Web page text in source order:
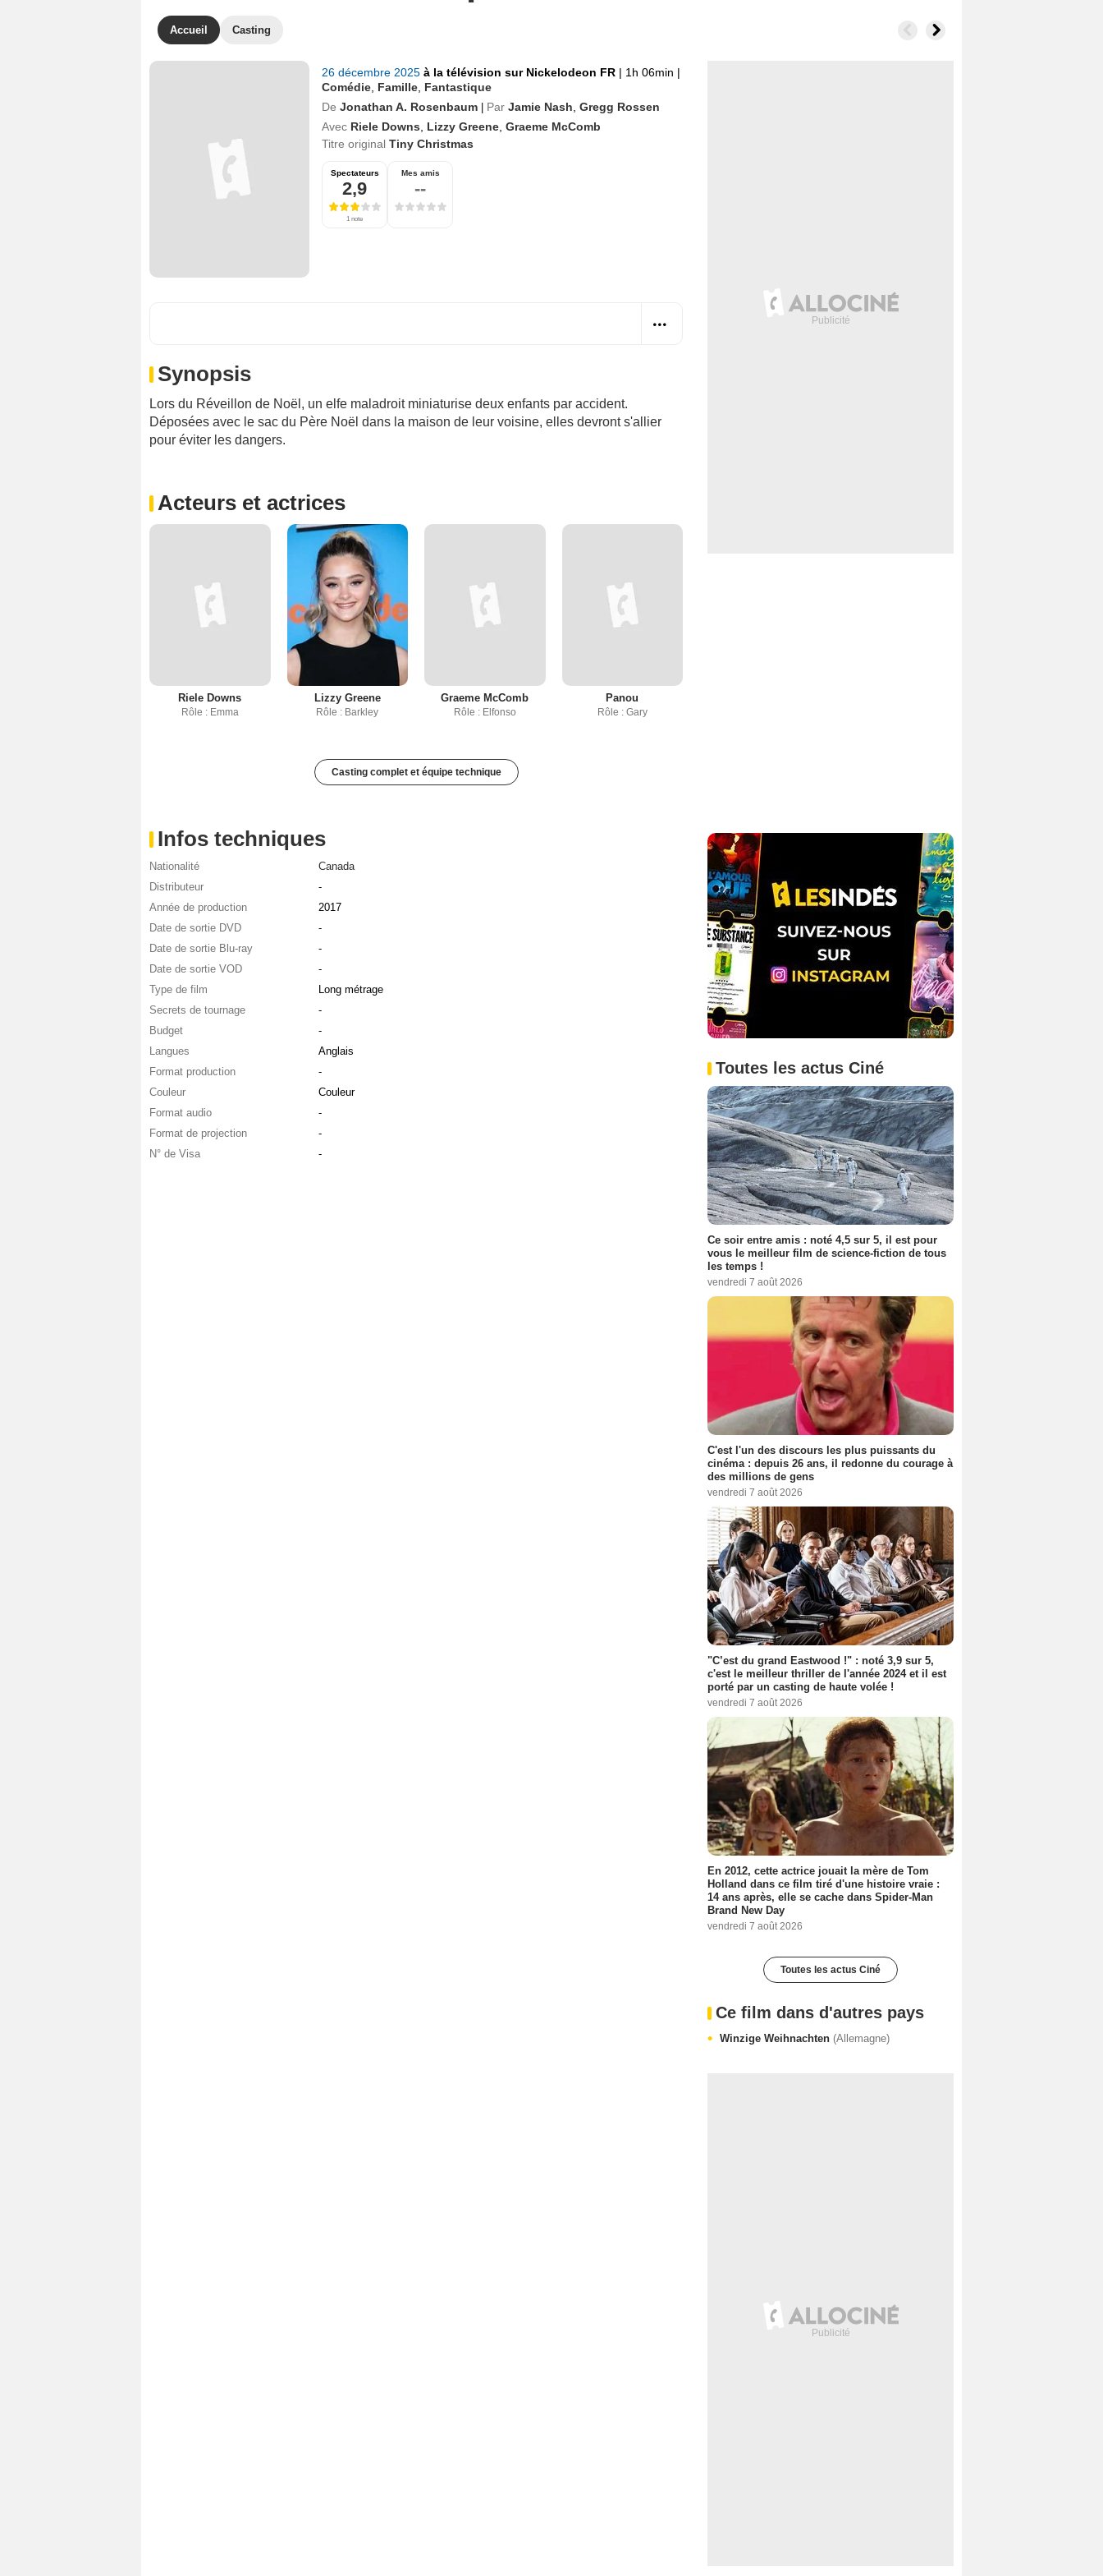
Accueil Casting
26 décembre 2025 à la télévision sur Nickelodeon FR | 1h 06min |
Comédie Famille Fantastique
De Jonathan A. Rosenbaum Par Jamie Nash Gregg Rossen
Avec Riele Downs Lizzy Greene Graeme McComb
Titre original Tiny Christmas
Spectateurs
2,9
1 note
Mes amis
--
Synopsis
Lors du Réveillon de Noël, un elfe maladroit miniaturise deux enfants par accident.
Déposées avec le sac du Père Noël dans la maison de leur voisine, elles devront s'allier
pour éviter les dangers.
Acteurs et actrices
Riele Downs
Rôle : Emma
Lizzy Greene
Rôle : Barkley
Graeme McComb
Rôle : Elfonso
Panou
Rôle : Gary
Casting complet et équipe technique
Infos techniques
Nationalité
Canada
Distributeur
-
Année de production
2017
Date de sortie DVD
-
Date de sortie Blu-ray
-
Date de sortie VOD
-
Type de film
Long métrage
Secrets de tournage
-
Budget
-
Langues
Anglais
Format production
-
Couleur
Couleur
Format audio
-
Format de projection
-
N° de Visa
-
Toutes les actus Ciné
Ce soir entre amis : noté 4,5 sur 5, il est pour
vous le meilleur film de science-fiction de tous
les temps !
vendredi 7 août 2026
C'est l'un des discours les plus puissants du
cinéma : depuis 26 ans, il redonne du courage à
des millions de gens
vendredi 7 août 2026
"C’est du grand Eastwood !" : noté 3,9 sur 5,
c'est le meilleur thriller de l'année 2024 et il est
porté par un casting de haute volée !
vendredi 7 août 2026
En 2012, cette actrice jouait la mère de Tom
Holland dans ce film tiré d'une histoire vraie :
14 ans après, elle se cache dans Spider-Man
Brand New Day
vendredi 7 août 2026
Toutes les actus Ciné
Ce film dans d'autres pays
Winzige Weihnachten (Allemagne)